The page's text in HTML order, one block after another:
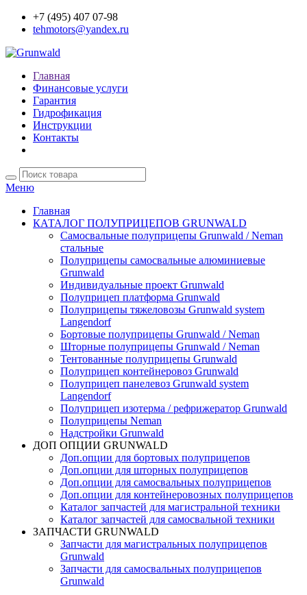
+7 (495) 407 07-98
tehmotors@yandex.ru
Главная
Финансовые услуги
Гарантия
Гидрофикация
Инструкции
Контакты
Меню
Главная
КАТАЛОГ ПОЛУПРИЦЕПОВ GRUNWALD
Самосвальные полуприцепы Grunwald / Neman
стальные
Полуприцепы самосвальные алюминиевые
Grunwald
Индивидуальные проект Grunwald
Полуприцеп платформа Grunwald
Полуприцепы тяжеловозы Grunwald system
Langendorf
Бортовые полуприцепы Grunwald / Neman
Шторные полуприцепы Grunwald / Neman
Тентованные полуприцепы Grunwald
Полуприцеп контейнеровоз Grunwald
Полуприцеп панелевоз Grunwald system
Langendorf
Полуприцеп изотерма / рефрижератор Grunwald
Полуприцепы Neman
Надстройки Grunwald
ДОП ОПЦИИ GRUNWALD
Доп.опции для бортовых полуприцепов
Доп.опции для шторных полуприцепов
Доп.опции для самосвальных полуприцепов
Доп.опции для контейнеровозных полуприцепов
Каталог запчастей для магистральной техники
Каталог запчастей для самосвальной техники
ЗАПЧАСТИ GRUNWALD
Запчасти для магистральных полуприцепов
Grunwald
Запчасти для самосвальных полуприцепов
Grunwald